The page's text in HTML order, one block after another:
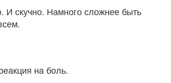
скучно. Намного сложнее быть
на боль.